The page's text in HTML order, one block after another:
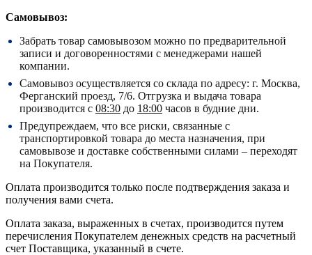
Самовывоз:
Забрать товар самовывозом можно по предварительной
записи и договоренностями с менеджерами нашей
компании.
Самовывоз осуществляется со склада по адресу: г. Москва,
Ферганский проезд, 7/6. Отгрузка и выдача товара
производится с 08:30 до 18:00 часов в будние дни.
Предупреждаем, что все риски, связанные с
транспортировкой товара до места назначения, при
самовывозе и доставке собственными силами – переходят
на Покупателя.
Оплата производится только после подтверждения заказа и
получения вами счета.
Оплата заказа, выраженных в счетах, производится путем
перечисления Покупателем денежных средств на расчетный
счет Поставщика, указанный в счете.